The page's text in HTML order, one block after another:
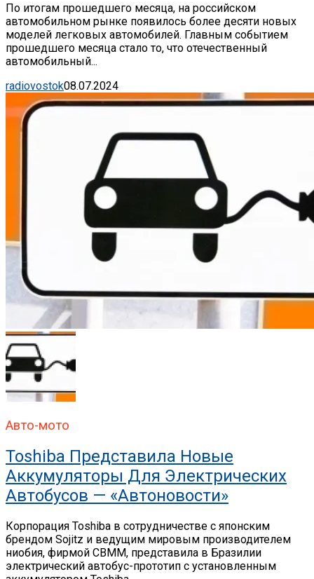
По итогам прошедшего месяца, на российском
автомобильном рынке появилось более десяти новых
моделей легковых автомобилей. Главным событием
прошедшего месяца стало то, что отечественный
автомобильный...
radiovostok08.07.2024
Авто-мото
Toshiba Представила Новые
Аккумуляторы Для Электрических
Автобусов — «Автоновости»
Корпорация Toshiba в сотрудничестве с японским
брендом Sojitz и ведущим мировым производителем
ниобия, фирмой CBMM, представила в Бразилии
электрический автобус-прототип с установленным